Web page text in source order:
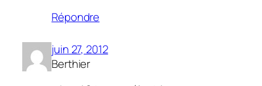
Répondre
juin 27, 2012
Berthier